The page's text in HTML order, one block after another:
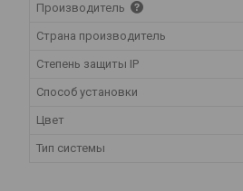
Производитель
Страна производитель
Степень защиты IP
Способ установки
Цвет
Тип системы